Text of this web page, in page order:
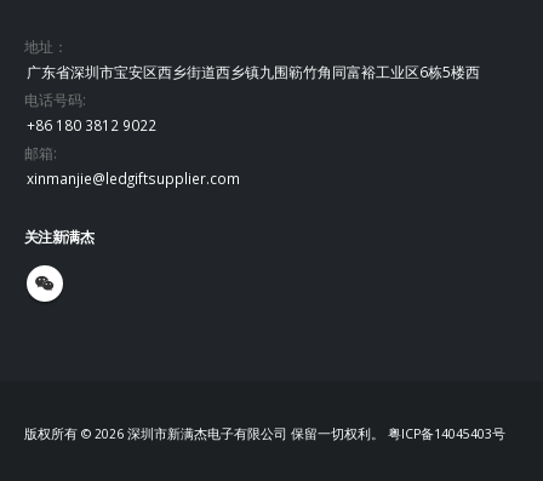
地址：
广东省深圳市宝安区西乡街道西乡镇九围簕竹角同富裕工业区6栋5楼西
电话号码:
+86 180 3812 9022
邮箱:
xinmanjie@ledgiftsupplier.com
关注新满杰
版权所有 © 2026 深圳市新满杰电子有限公司 保留一切权利。 粤ICP备14045403号